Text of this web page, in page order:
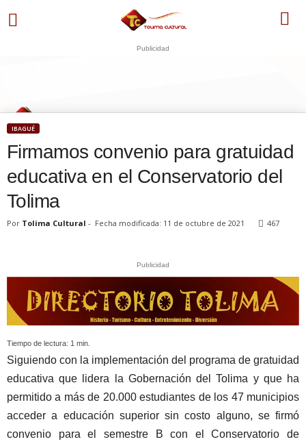
Publicidad
WhatsApp
+573249605958
IBAGUÉ
Firmamos convenio para gratuidad
educativa en el Conservatorio del
Tolima
Por Tolima Cultural - Fecha modificada: 11 de octubre de 2021 467
Publicidad
Tiempo de lectura: 1 min.
Siguiendo con la implementación del programa de gratuidad
educativa que lidera la Gobernación del Tolima y que ha
permitido a más de 20.000 estudiantes de los 47 municipios
acceder a educación superior sin costo alguno, se firmó
convenio para el semestre B con el Conservatorio de